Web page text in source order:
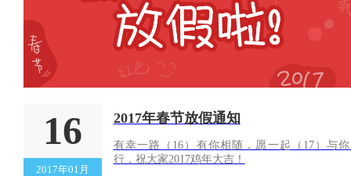
16
2017年01月
2017年春节放假通知
有幸一路（16）有你相随，愿一起（17）与
行，祝大家2017鸡年大吉！